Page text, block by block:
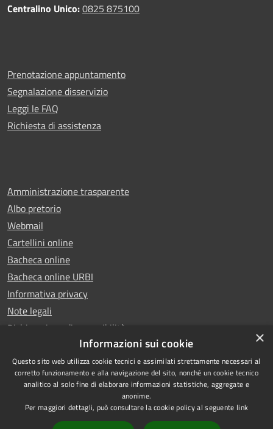
Centralino Unico:0825 875100
Prenotazione appuntamento
Segnalazione disservizio
Leggi le FAQ
Richiesta di assistenza
Amministrazione trasparente
Albo pretorio
Webmail
Cartellini online
Bacheca online
Bacheca online URBI
Informativa privacy
Note legali
Dichiarazione di accessibilità
RSS
Accessibilità
Copyright © 2025 Comune di
Ariano Irpino
Powered byMunicipium
×
Informazioni sui cookie
Questo sito web utilizza cookie tecnici e assimilati strettamente necessari al
corretto funzionamento e alla navigazione del sito, nonché un cookie tecnico
analitico al solo fine di elaborare informazioni statistiche, aggregate e
anonime.
Per maggiori dettagli, può consultare la cookie policy al seguente link